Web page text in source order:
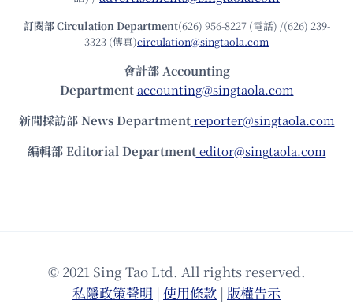
訂閱部 Circulation Department(626) 956-8227 (電話) /(626) 239-
3323 (傳真)circulation@singtaola.com
會計部 Accounting
Department accounting@singtaola.com
新聞採訪部 News Department reporter@singtaola.com
編輯部 Editorial Department editor@singtaola.com
© 2021 Sing Tao Ltd. All rights reserved.
私隱政策聲明 | 使⽤條款 | 版權告⽰